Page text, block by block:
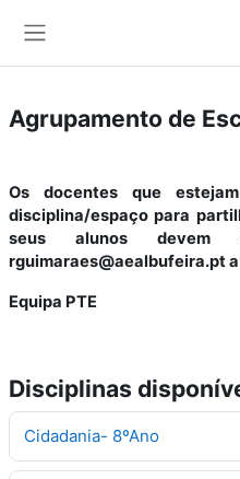
Agrupamento de
Os docentes que
disciplina/espaço para
seus alunos devem
rguimaraes@aealbufeira.pt
Equipa PTE
Disciplinas
Cidadania- 8ºAno